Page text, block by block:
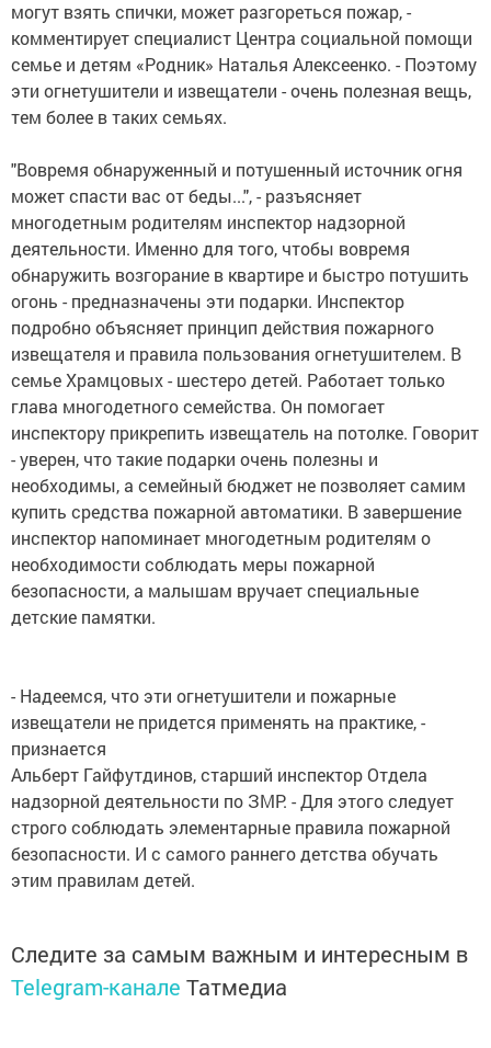
могут взять спички, может разгореться пожар, -
комментирует специалист Центра социальной помощи
семье и детям «Родник» Наталья Алексеенко. - Поэтому
эти огнетушители и извещатели - очень полезная вещь,
тем более в таких семьях.
"Вовремя обнаруженный и потушенный источник огня
может спасти вас от беды...", - разъясняет
многодетным родителям инспектор надзорной
деятельности. Именно для того, чтобы вовремя
обнаружить возгорание в квартире и быстро потушить
огонь - предназначены эти подарки. Инспектор
подробно объясняет принцип действия пожарного
извещателя и правила пользования огнетушителем. В
семье Храмцовых - шестеро детей. Работает только
глава многодетного семейства. Он помогает
инспектору прикрепить извещатель на потолке. Говорит
- уверен, что такие подарки очень полезны и
необходимы, а семейный бюджет не позволяет самим
купить средства пожарной автоматики. В завершение
инспектор напоминает многодетным родителям о
необходимости соблюдать меры пожарной
безопасности, а малышам вручает специальные
детские памятки.
- Надеемся, что эти огнетушители и пожарные
извещатели не придется применять на практике, -
признается
Альберт Гайфутдинов, старший инспектор Отдела
надзорной деятельности по ЗМР. - Для этого следует
строго соблюдать элементарные правила пожарной
безопасности. И с самого раннего детства обучать
этим правилам детей.
Следите за самым важным и интересным в
Telegram-канале Татмедиа